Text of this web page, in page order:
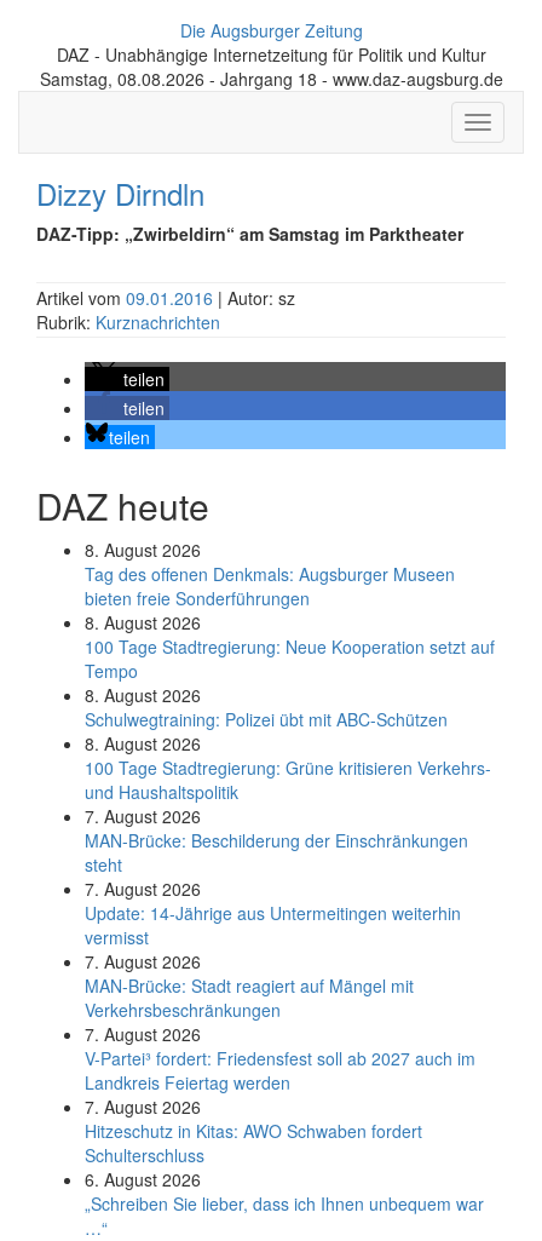
Die Augsburger Zeitung
DAZ - Unabhängige Internetzeitung für Politik und Kultur
Samstag, 08.08.2026 - Jahrgang 18 - www.daz-augsburg.de
Toggle
Dizzy Dirndln
DAZ-Tipp: „Zwirbeldirn“ am Samstag im Parktheater
Artikel vom 09.01.2016 | Autor: sz
Rubrik: Kurznachrichten
teilen
teilen
teilen
DAZ heute
8. August 2026
Tag des offenen Denkmals: Augsburger Museen
bieten freie Sonderführungen
8. August 2026
100 Tage Stadtregierung: Neue Kooperation setzt auf
Tempo
8. August 2026
Schul­weg­trai­ning: Poli­zei übt mit ABC-Schüt­zen
8. August 2026
100 Tage Stadtregierung: Grüne kritisieren Verkehrs-
und Haushaltspolitik
7. August 2026
MAN-Brücke: Beschilderung der Einschränkungen
steht
7. August 2026
Update: 14-Jährige aus Untermeitingen weiterhin
vermisst
7. August 2026
MAN-Brücke: Stadt reagiert auf Mängel mit
Verkehrsbeschränkungen
7. August 2026
V-Partei­³ fordert: Friedens­fest soll ab 2027 auch im
Land­kreis Feier­tag werden
7. August 2026
Hitzeschutz in Kitas: AWO Schwaben fordert
Schulterschluss
6. August 2026
„Schreiben Sie lieber, dass ich Ihnen unbequem war
…“